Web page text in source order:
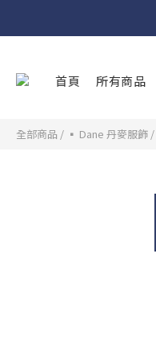
首頁 所有商品
全部商品 / ▪︎ Dane 丹麥服飾 /